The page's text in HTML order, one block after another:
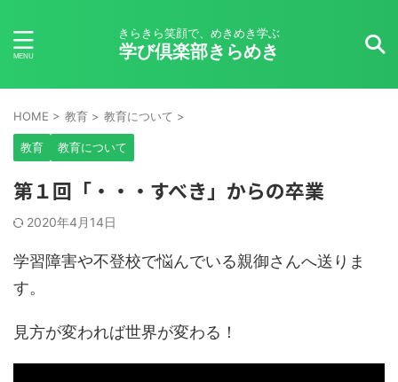
きらきら笑顔で、めきめき学ぶ
学び倶楽部きらめき
HOME > 教育 > 教育について >
教育 教育について
第１回「・・・すべき」からの卒業
2020年4月14日
学習障害や不登校で悩んでいる親御さんへ送りま
す。
見方が変われば世界が変わる！